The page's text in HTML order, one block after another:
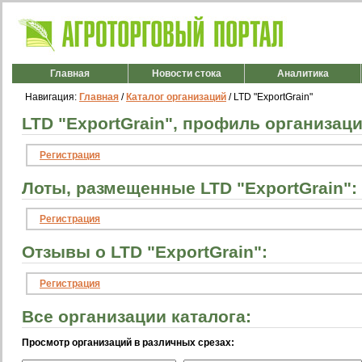
Главная Новости стока Аналитика
Навигация: Главная / Каталог организаций / LTD "ExportGrain"
LTD "ExportGrain", профиль
Регистрация
Лоты, размещенные LTD "ExportGrain":
Регистрация
Отзывы о LTD "ExportGrain":
Регистрация
Все организации каталога:
Просмотр организаций в различных срезах: